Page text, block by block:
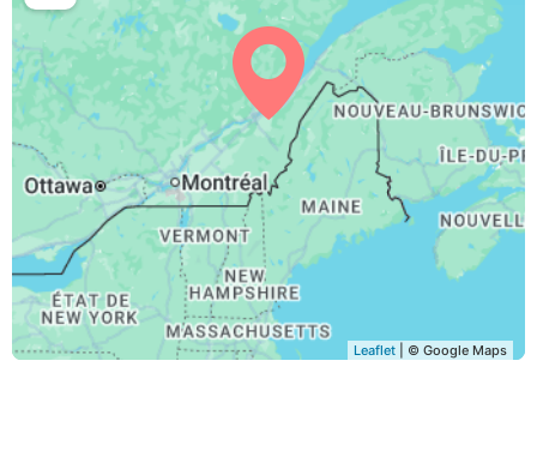
Leaflet | © Google Maps